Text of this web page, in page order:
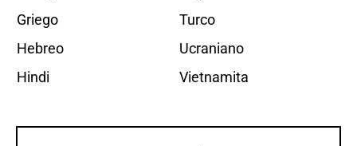
Griego
Hebreo
Hindi
Turco
Ucraniano
Vietnamita